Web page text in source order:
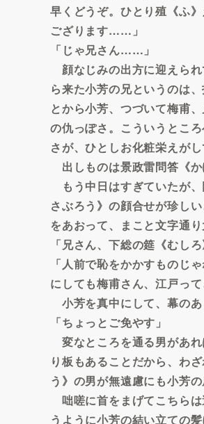
早くどうぞ。ひとり殖《ふ
ござります……」
「じゃ兄さん……」
顔なじみの出方に迎えら
ら来た小芳の兄というのは
とから小芳、つづいて梅甫
の仇っぽさ。こういうとこ
さが、ひとしお化粧栄えが
出しものは景政雷問答《か
もう中日はすぎていたが
さぶろう》の顔合せが珍し
をあおって、まこと文字通り
「兄さん、下総の筵《むし
「人前で恥をかかすものじ
にしても梅甫さん、江戸っ
小芳を真中にして、幕のあ
「ちょっとご免やす」
変なところを通る男があ
り板もあることだから、わ
う》の男が無遠慮にも小芳
咄嗟に首をまげてこちら
うように小芳の結い立ての